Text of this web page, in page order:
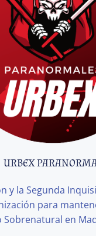
URBEX
y la Segunda
para
Sobrenatural en